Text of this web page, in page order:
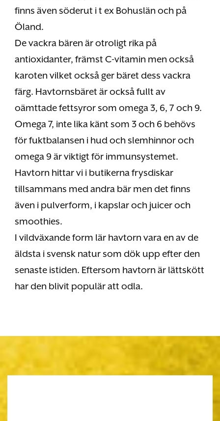
finns även söderut i t ex Bohuslän och på
Öland.
De vackra bären är otroligt rika på
antioxidanter, främst C-vitamin men också
karoten vilket också ger bäret dess vackra
färg. Havtornsbäret är också fullt av
oämttade fettsyror som omega 3, 6, 7 och 9.
Omega 7, inte lika känt som 3 och 6 behövs
för fuktbalansen i hud och slemhinnor och
omega 9 är viktigt för immunsystemet.
Havtorn hittar vi i butikerna frysdiskar
tillsammans med andra bär men det finns
även i pulverform, i kapslar och juicer och
smoothies.
I vildväxande form lär havtorn vara en av de
äldsta i svensk natur som dök upp efter den
senaste istiden. Eftersom havtorn är lättskött
har den blivit populär att odla.